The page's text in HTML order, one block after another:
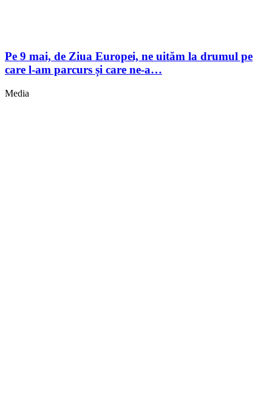
Pe 9 mai, de Ziua Europei, ne uităm la drumul pe
care l-am parcurs și care ne-a…
Media